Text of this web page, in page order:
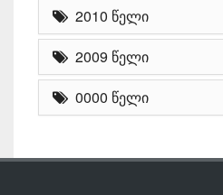
2010 წელი
2009 წელი
0000 წელი